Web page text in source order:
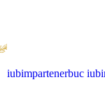
iubimpartenerbuc